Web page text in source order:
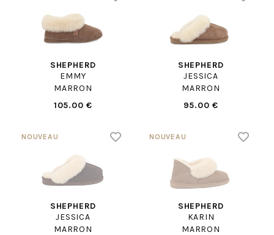
SHEPHERD
EMMY
MARRON
105.00 €
SHEPHERD
JESSICA
MARRON
95.00 €
SHEPHERD
JESSICA
MARRON
SHEPHERD
KARIN
MARRON